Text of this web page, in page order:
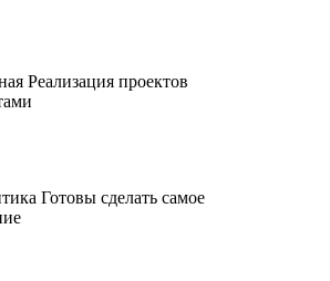
Реализация проектов
Готовы сделать самое